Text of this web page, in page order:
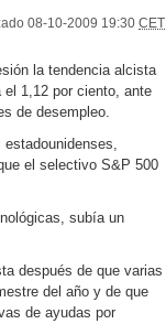
08-10-2009 19:30 CET
la tendencia alcista
1,12 por ciento, ante
de desempleo.
el selectivo S&P 500
subía un
después de que varias
del año y de que
de ayudas por